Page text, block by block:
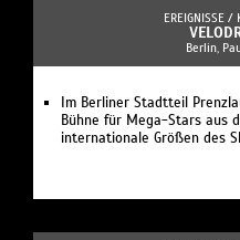
EREIGNISSE /
Berlin,
Im Berliner Stadtteil
Bühne für Mega-Stars aus
internationale Größen des